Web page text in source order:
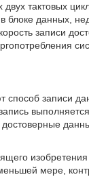
тактовых
блоке данных,
записи
способ записи
мере,